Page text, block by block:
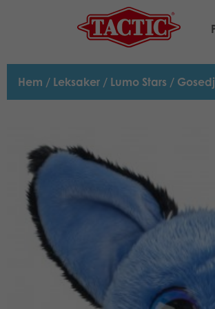
Hem / Leksaker / Lumo Stars /